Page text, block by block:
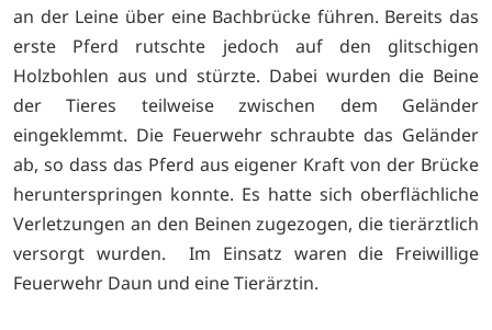
an der Leine über eine Bachbrücke führen. Bereits das
erste Pferd rutschte jedoch auf den glitschigen
Holzbohlen aus und stürzte. Dabei wurden die Beine
der Tieres teilweise zwischen dem Geländer
eingeklemmt. Die Feuerwehr schraubte das Geländer
ab, so dass das Pferd aus eigener Kraft von der Brücke
herunterspringen konnte. Es hatte sich oberflächliche
Verletzungen an den Beinen zugezogen, die tierärztlich
versorgt wurden. Im Einsatz waren die Freiwillige
Feuerwehr Daun und eine Tierärztin.